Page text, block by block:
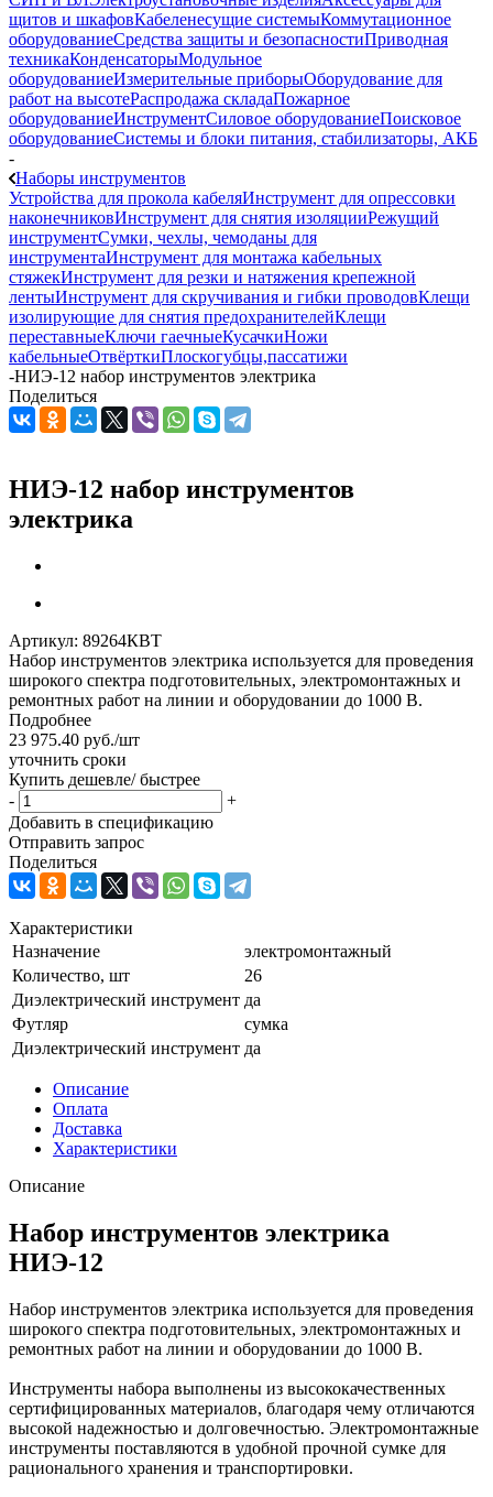
щитов и шкафовКабеленесущие системыКоммутационное
оборудованиеСредства защиты и безопасностиПриводная
техникаКонденсаторыМодульное
оборудованиеИзмерительные приборыОборудование для
работ на высотеРаспродажа складаПожарное
оборудованиеИнструментСиловое оборудованиеПоисковое
оборудованиеСистемы и блоки питания, стабилизаторы, АКБ
-
Наборы инструментов
Устройства для прокола кабеляИнструмент для опрессовки
наконечниковИнструмент для снятия изоляцииРежущий
инструментСумки, чехлы, чемоданы для
инструментаИнструмент для монтажа кабельных
стяжекИнструмент для резки и натяжения крепежной
лентыИнструмент для скручивания и гибки проводовКлещи
изолирующие для снятия предохранителейКлещи
переставныеКлючи гаечныеКусачкиНожи
кабельныеОтвёрткиПлоскогубцы,пассатижи
-НИЭ-12 набор инструментов электрика
Поделиться
НИЭ-12 набор инструментов
электрика
Артикул: 89264КВТ
Набор инструментов электрика используется для проведения
широкого спектра подготовительных, электромонтажных и
ремонтных работ на линии и оборудовании до 1000 В.
Подробнее
23 975.40 руб./шт
уточнить сроки
Купить дешевле/ быстрее
-
+
Добавить в спецификацию
Отправить запрос
Поделиться
Характеристики
Назначение
электромонтажный
Количество, шт
26
Диэлектрический инструмент да
Футляр
сумка
Диэлектрический инструмент да
Описание
Оплата
Доставка
Характеристики
Описание
Набор инструментов электрика
НИЭ-12
Набор инструментов электрика используется для проведения
широкого спектра подготовительных, электромонтажных и
ремонтных работ на линии и оборудовании до 1000 В.
Инструменты набора выполнены из высококачественных
сертифицированных материалов, благодаря чему отличаются
высокой надежностью и долговечностью. Электромонтажные
инструменты поставляются в удобной прочной сумке для
рационального хранения и транспортировки.